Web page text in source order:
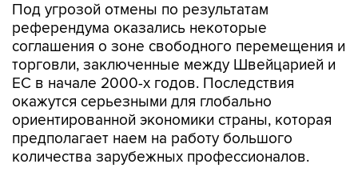
Под угрозой отмены по результатам
референдума оказались некоторые
соглашения о зоне свободного перемещения и
торговли, заключенные между Швейцарией и
ЕС в начале 2000-х годов. Последствия
окажутся серьезными для глобально
ориентированной экономики страны, которая
предполагает наем на работу большого
количества зарубежных профессионалов.